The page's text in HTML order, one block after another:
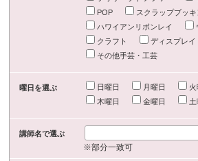
POP
スクラップブッ
ハワイアンリボンレイ
クラフト
ディスプレイ
その他手芸・工芸
曜日を選ぶ 日曜日 月曜日 火
木曜日
金曜日 土
講師名で選ぶ
※部分一致可